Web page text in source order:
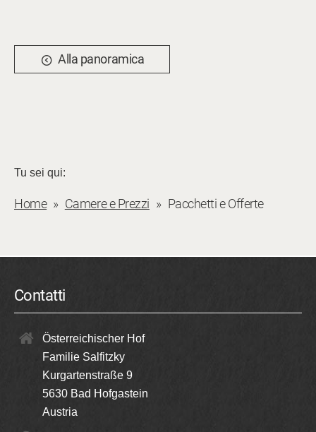
Alla panoramica
Tu sei qui:
Home Camere e Prezzi Pacchetti e Offerte
Contatti
Österreichischer Hof
Familie Salfitzky
Kurgartenstraße 9
5630 Bad Hofgastein
Austria